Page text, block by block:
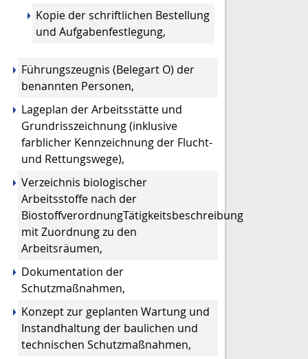
Kopie der schriftlichen Bestellung
und Aufgabenfestlegung,
Führungszeugnis (Belegart O) der
benannten Personen,
Lageplan der Arbeitsstätte und
Grundrisszeichnung (inklusive
farblicher Kennzeichnung der Flucht-
und Rettungswege),
Verzeichnis biologischer
Arbeitsstoffe nach der
BiostoffverordnungTätigkeitsbeschreibung
mit Zuordnung zu den
Arbeitsräumen,
Dokumentation der
Schutzmaßnahmen,
Konzept zur geplanten Wartung und
Instandhaltung der baulichen und
technischen Schutzmaßnahmen,